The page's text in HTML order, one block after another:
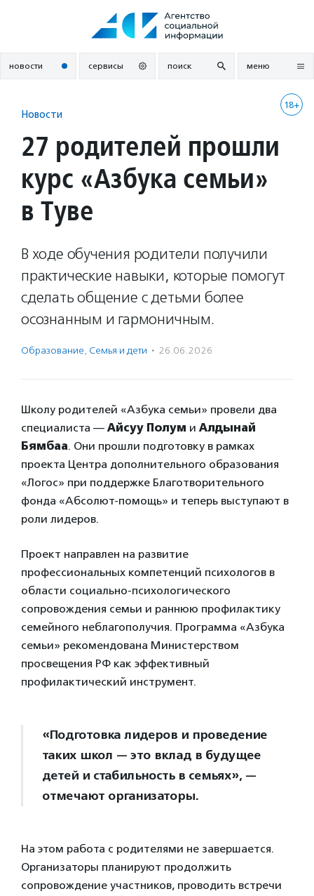
новости сервисы поиск меню
18+
Новости
27 родителей прошли
курс «Азбука семьи»
в Туве
В ходе обучения родители получили
практические навыки, которые помогут
сделать общение с детьми более
осознанным и гармоничным.
Образование, Семья и дети · 26.06.2026
Школу родителей «Азбука семьи» провели два
специалиста — Айсуу Полум и Алдынай
Бямбаа. Они прошли подготовку в рамках
проекта Центра дополнительного образования
«Логос» при поддержке Благотворительного
фонда «Абсолют-помощь» и теперь выступают в
роли лидеров.
Проект направлен на развитие
профессиональных компетенций психологов в
области социально-психологического
сопровождения семьи и раннюю профилактику
семейного неблагополучия. Программа «Азбука
семьи» рекомендована Министерством
просвещения РФ как эффективный
профилактический инструмент.
«Подготовка лидеров и проведение
таких школ — это вклад в будущее
детей и стабильность в семьях», —
отмечают организаторы.
На этом работа с родителями не завершается.
Организаторы планируют продолжить
сопровождение участников, проводить встречи